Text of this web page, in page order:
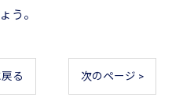
う。
る 次のページ >